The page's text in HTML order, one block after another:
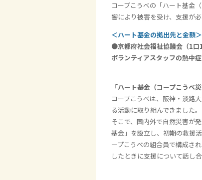
コープこうべの「ハート基金
響により被害を受け、支援が
＜ハート基金の拠出先と金額＞
●京都府社会福祉協議会（1口
ボランティアスタッフの熱中
「ハート基金（コープこうべ
コープこうべは、阪神・淡路
る活動に取り組んできました
そこで、国内外で自然災害が
基金」を設立し、初期の救援
ープこうべの組合員で構成さ
したときに支援について話し合